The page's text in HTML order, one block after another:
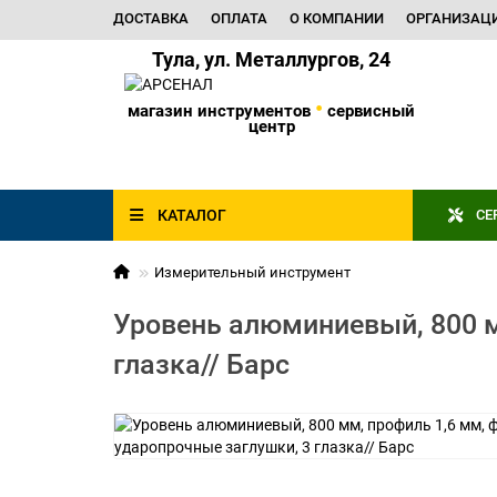
ДОСТАВКА ОПЛАТА О КОМПАНИИ
Тула, ул. Металлургов, 24
магазин инструментов • сервисный
центр
КАТАЛОГ
Измерительный инструмент
Уровень алюминиевый, 800
глазка// Барс